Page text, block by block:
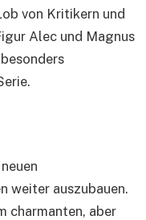
von Kritikern und
Alec und Magnus
weiter auszubauen.
charmanten, aber